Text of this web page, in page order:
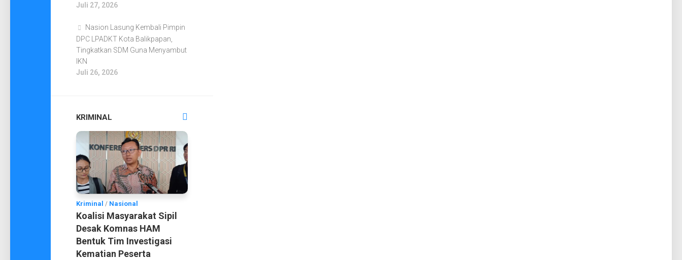
Juli 27, 2026
Nasion Lasung Kembali Pimpin
DPC LPADKT Kota Balikpapan,
Tingkatkan SDM Guna Menyambut
IKN
Juli 26, 2026
KRIMINAL
Kriminal / Nasional
Koalisi Masyarakat Sipil
Desak Komnas HAM
Bentuk Tim Investigasi
Kematian Peserta